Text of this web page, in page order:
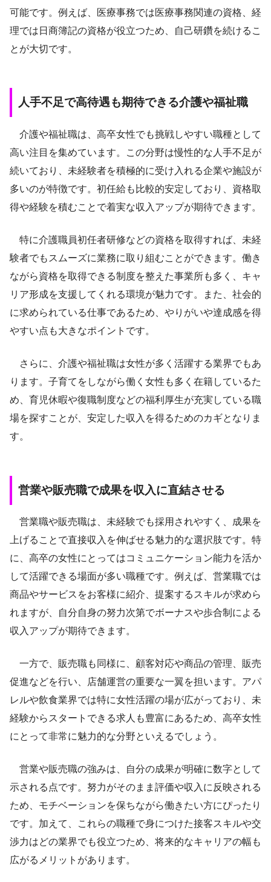
可能です。例えば、医療事務では医療事務関連の資格、経
理では日商簿記の資格が役立つため、自己研鑽を続けるこ
とが大切です。
人手不足で高待遇も期待できる介護や福祉職
介護や福祉職は、高卒女性でも挑戦しやすい職種として
高い注目を集めています。この分野は慢性的な人手不足が
続いており、未経験者を積極的に受け入れる企業や施設が
多いのが特徴です。初任給も比較的安定しており、資格取
得や経験を積むことで着実な収入アップが期待できます。
特に介護職員初任者研修などの資格を取得すれば、未経
験者でもスムーズに業務に取り組むことができます。働き
ながら資格を取得できる制度を整えた事業所も多く、キャ
リア形成を支援してくれる環境が魅力です。また、社会的
に求められている仕事であるため、やりがいや達成感を得
やすい点も大きなポイントです。
さらに、介護や福祉職は女性が多く活躍する業界でもあ
ります。子育てをしながら働く女性も多く在籍しているた
め、育児休暇や復職制度などの福利厚生が充実している職
場を探すことが、安定した収入を得るためのカギとなりま
す。
営業や販売職で成果を収入に直結させる
営業職や販売職は、未経験でも採用されやすく、成果を
上げることで直接収入を伸ばせる魅力的な選択肢です。特
に、高卒の女性にとってはコミュニケーション能力を活か
して活躍できる場面が多い職種です。例えば、営業職では
商品やサービスをお客様に紹介、提案するスキルが求めら
れますが、自分自身の努力次第でボーナスや歩合制による
収入アップが期待できます。
一方で、販売職も同様に、顧客対応や商品の管理、販売
促進などを行い、店舗運営の重要な一翼を担います。アパ
レルや飲食業界では特に女性活躍の場が広がっており、未
経験からスタートできる求人も豊富にあるため、高卒女性
にとって非常に魅力的な分野といえるでしょう。
営業や販売職の強みは、自分の成果が明確に数字として
示される点です。努力がそのまま評価や収入に反映される
ため、モチベーションを保ちながら働きたい方にぴったり
です。加えて、これらの職種で身につけた接客スキルや交
渉力はどの業界でも役立つため、将来的なキャリアの幅も
広がるメリットがあります。